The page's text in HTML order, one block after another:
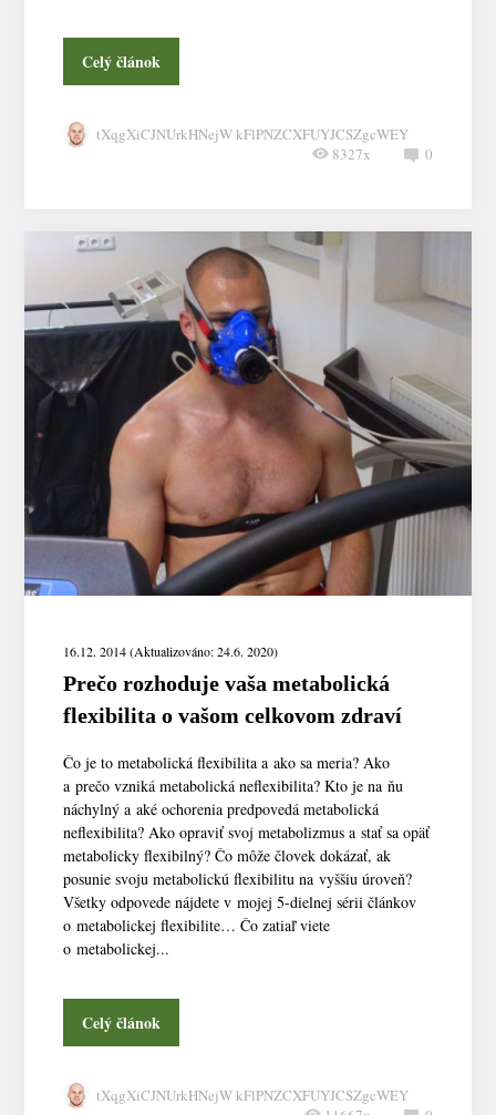
Celý článok
tXqgXiCJNUrkHNejW kFlPNZCXFUYJCSZgcWEY
0
8327x
16.12. 2014 (Aktualizováno: 24.6. 2020)
Prečo rozhoduje vaša metabolická
flexibilita o vašom celkovom zdraví
Čo je to metabolická flexibilita a ako sa meria? Ako
a prečo vzniká metabolická neflexibilita? Kto je na ňu
náchylný a aké ochorenia predpovedá metabolická
neflexibilita? Ako opraviť svoj metabolizmus a stať sa opäť
metabolicky flexibilný? Čo môže človek dokázať, ak
posunie svoju metabolickú flexibilitu na vyššiu úroveň?
Všetky odpovede nájdete v mojej 5-dielnej sérii článkov
o metabolickej flexibilite… Čo zatiaľ viete
o metabolickej...
Celý článok
tXqgXiCJNUrkHNejW kFlPNZCXFUYJCSZgcWEY